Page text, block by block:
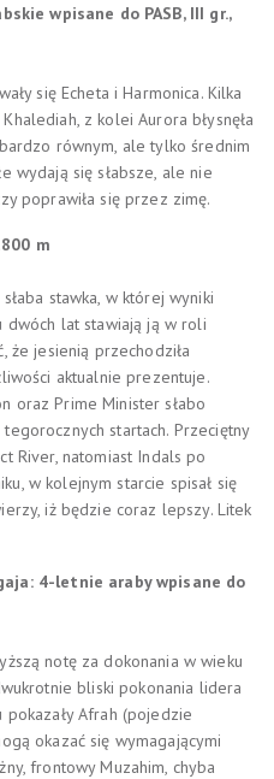
wpisane do PASB, III gr.,
się Echeta i Harmonica. Kilka
z kolei Aurora błysnęła
równym, ale tylko średnim
wydają się słabsze, ale nie
poprawiła się przez zimę.
m
stawka, w której wyniki
dwóch lat stawiają ją w roli
że jesienią przechodziła
aktualnie prezentuje.
oraz Prime Minister słabo
startach. Przeciętny
River, natomiast Indals po
w kolejnym starcie spisał się
iż będzie coraz lepszy. Litek
4-letnie araby wpisane do
notę za dokonania w wieku
bliski pokonania lidera
Afrah (pojedzie
okazać się wymagającymi
frontowy Muzahim, chyba